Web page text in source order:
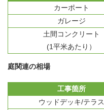
カーポート
ガレージ
土間コンクリート
(1平米あたり）
庭関連の相場
工事箇所
ウッドデッキ/テラス